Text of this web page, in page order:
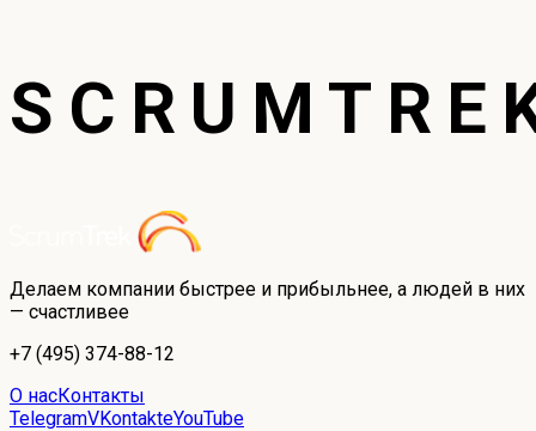
Делаем компании быстрее и прибыльнее, а людей в них
— счастливее
+7 (495) 374-88-12
О насКонтакты
TelegramVKontakteYouTube